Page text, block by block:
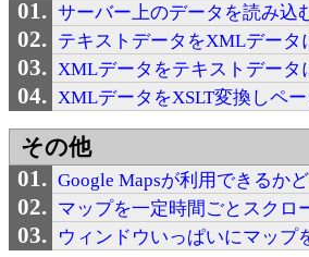
サーバー上のデータを読み込
テキストデータをXMLデータ
XMLデータをテキストデータ
XMLデータをXSLT変換しペ
その他
Google Mapsが利用できるか
マップを一定時間ごとスクロ
ウィンドウいっぱいにマップ